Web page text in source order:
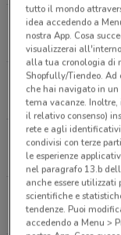
A4 Torino -
619 m
A4 Torino -
660 m
A4 Milano-
671 m
Km 213,7,
15.5 km
tutto il mondo
idea accedendo a
nostra App. Cosa
visualizzerai
alla tua cronologia di
Shopfully/Tiendeo. Ad
che hai navigato in
tema vacanze.
il relativo consenso)
rete e agli identificativi
condivisi con terze
le esperienze
nel paragrafo 13.b
anche essere utilizzati
scientifiche e
tendenze. Puoi
accedendo a Menu >